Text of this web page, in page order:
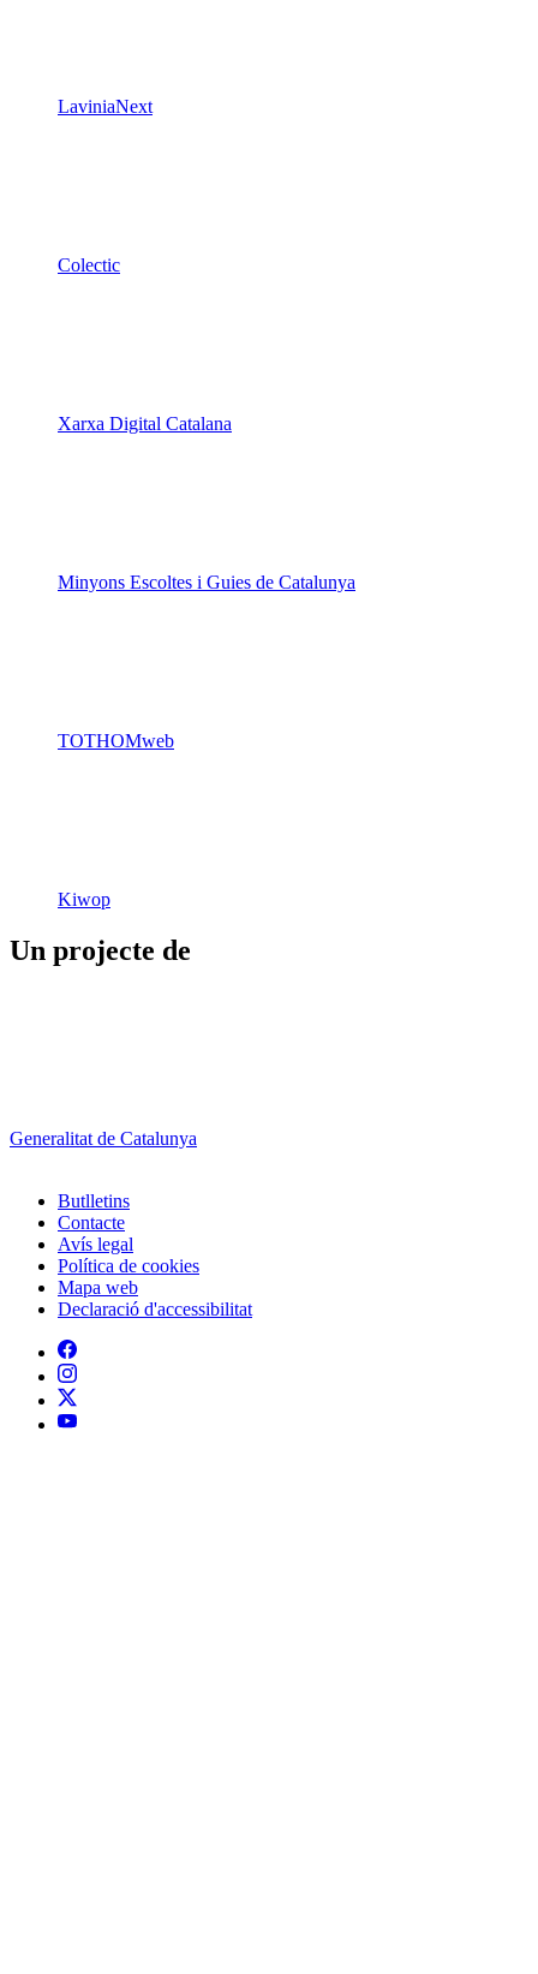
LaviniaNext
Colectic
Xarxa Digital Catalana
Minyons Escoltes i Guies de Catalunya
TOTHOMweb
Kiwop
Un projecte de
Generalitat de Catalunya
Peu
Butlletins
Contacte
Avís legal
Política de cookies
Mapa web
Declaració d'accessibilitat